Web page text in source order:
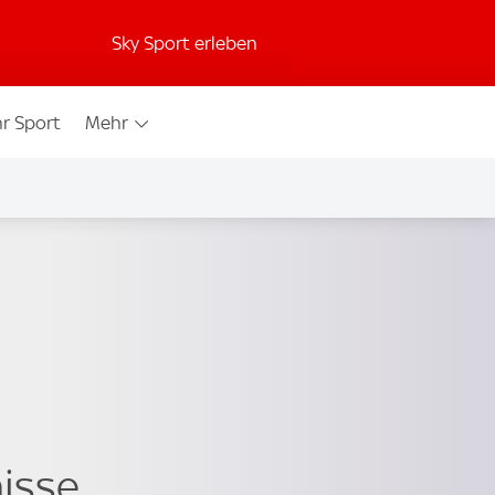
Sky Sport erleben
Sport Mehr